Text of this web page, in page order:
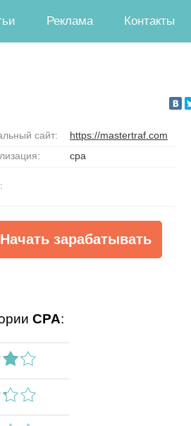
Реклама Контакты
сайт:
https://mastertraf.com
cpa
Начать зарабатывать
CPA: